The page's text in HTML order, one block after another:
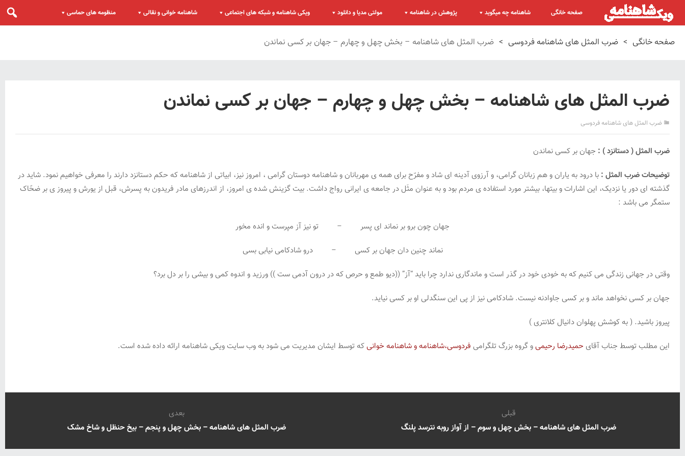
صفحه خانگی شاهنامه چه میگوید پژوهش در شاهنامه مولتی مدیا و دانلود ویکی شاهنامه و شبکه های اجتماعی شاهنامه خوانی و نقالی منظومه های حماسی
صفحه خانگی > ضرب المثل های شاهنامه فردوسی > ضرب المثل های شاهنامه – بخش چهل و چهارم – جهان بر کسی نماندن
ضرب المثل های شاهنامه – بخش چهل و چهارم – جهان بر کسی نماندن
ضرب المثل های شاهنامه فردوسی
ضرب المثل ( دستانزد ) : جهان بر کسی نماندن
توضیحات ضرب المثل : با درود به یاران و هم زبانان گرامی، و آرزوی آدینه ای شاد و مفرّح برای همه ی مهربانان و شاهنامه دوستان گرامی ، امروز نیز، ابیاتی از شاهنامه که حکم دستانزد دارند را معرفی خواهیم نمود. شاید در
گذشته ای دور یا نزدیک، این اشارات و بیتها، بیشتر مورد استفاده ی مردم بود و به عنوان مثَل در جامعه ی ایرانی رواج داشت. بیت گزینش شده ی امروز، از اندرزهای مادر فریدون به پسرش، قبل از یورش و پیروز ی بر ضحّاک
ستمگر می باشد :
جهان چون برو بر نماند ای پسر – تو نیز آز مپرست و انده مخور
نماند چنین دان جهان بر کسی – درو شادکامی نیابی بسی
وقتی در جهانی زندگی می کنیم که به خودی خود در گذر است و ماندگاری ندارد چرا باید “آز” ((دیو طمع و حرص که در درون آدمی ست )) ورزید و اندوه کمی و بیشی را بر دل برد؟
جهان بر کسی نخواهد ماند و بر کسی جاوادنه نیست. شادکامی نیز از پی این سنگدلی او بر کسی نیاید.
پیروز باشید. ( به کوشش پهلوان دانیال کلانتری )
این مطلب توسط جناب آقای حمیدرضا رحیمیو گروه بزرگ تلگرامی فردوسی،شاهنامه و شاهنامه خوانیکه توسط ایشان مدیریت می شود به وب سایت ویکی شاهنامه ارائه داده شده است.
قبلی
ضرب المثل های شاهنامه – بخش چهل و سوم – از آواز روبه نترسد پلنگ
بعدی
ضرب المثل های شاهنامه – بخش چهل و پنجم – بیخ حنظل و شاخ مشک